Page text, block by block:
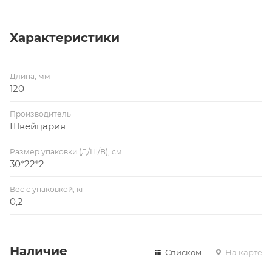
Характеристики
Длина, мм
120
Производитель
Швейцария
Размер упаковки (Д/Ш/В), см
30*22*2
Вес с упаковкой, кг
0,2
Наличие Списком На карте